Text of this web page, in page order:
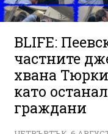
BLIFE:
частните
хвана
като
граждани